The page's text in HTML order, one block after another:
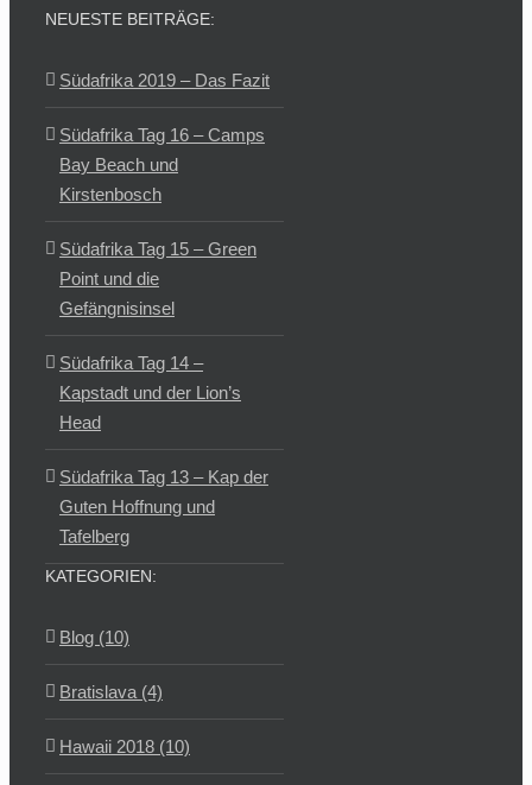
NEUESTE BEITRÄGE:
Südafrika 2019 – Das Fazit
Südafrika Tag 16 – Camps
Bay Beach und
Kirstenbosch
Südafrika Tag 15 – Green
Point und die
Gefängnisinsel
Südafrika Tag 14 –
Kapstadt und der Lion’s
Head
Südafrika Tag 13 – Kap der
Guten Hoffnung und
Tafelberg
KATEGORIEN:
Blog (10)
Bratislava (4)
Hawaii 2018 (10)